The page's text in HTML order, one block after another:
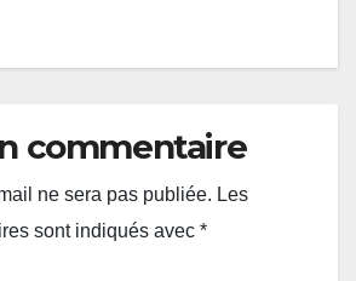
commentaire
ne sera pas publiée. Les
sont indiqués avec *